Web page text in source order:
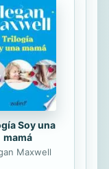
Soy una
mamá
Maxwell